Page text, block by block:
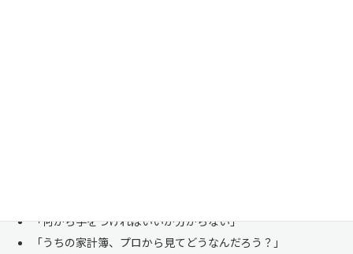
「何から手をつければいいか分からない」
「うちの家計簿、プロから見てどうなんだろう？」